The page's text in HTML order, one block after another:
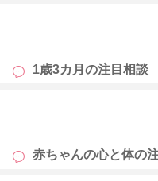
良かったら参考になさって
1歳3カ月の注目相談
赤ちゃんの心と体の